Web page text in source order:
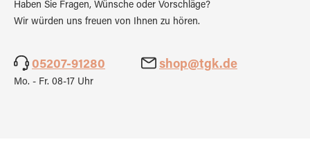
Haben Sie Fragen, Wünsche oder Vorschläge?
Wir würden uns freuen von Ihnen zu hören.
05207-91280 shop@tgk.de
Mo. - Fr. 08-17 Uhr